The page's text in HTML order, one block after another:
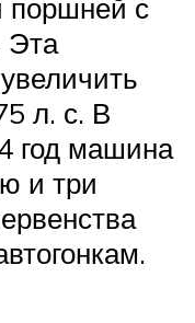
поршней с
Эта
л. с. В
год машина
и три